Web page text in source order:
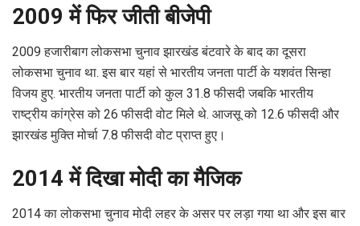
2009 में फिर जीती बीजेपी
2009 हजारीबाग लोकसभा चुनाव झारखंड बंटवारे के बाद का दूसरा
लोकसभा चुनाव था. इस बार यहां से भारतीय जनता पार्टी के यशवंत सिन्हा
विजय हुए. भारतीय जनता पार्टी को कुल 31.8 फीसदी जबकि भारतीय
राष्ट्रीय कांग्रेस को 26 फीसदी वोट मिले थे. आजसू को 12.6 फीसदी और
झारखंड मुक्ति मोर्चा 7.8 फीसदी वोट प्राप्त हुए।
2014 में दिखा मोदी का मैजिक
2014 का लोकसभा चुनाव मोदी लहर के असर पर लड़ा गया था और इस बार